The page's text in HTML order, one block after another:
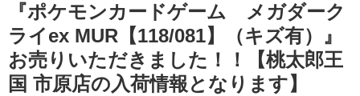
『ポケモンカードゲーム メガダーク
ライex MUR【118/081】（キズ有）』
お売りいただきました！！【桃太郎王
国 市原店の入荷情報となります】